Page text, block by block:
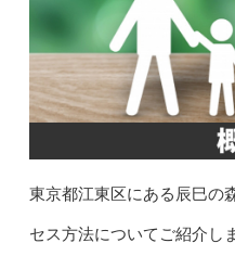
東京都江東区にある辰巳の
セス方法についてご紹介し